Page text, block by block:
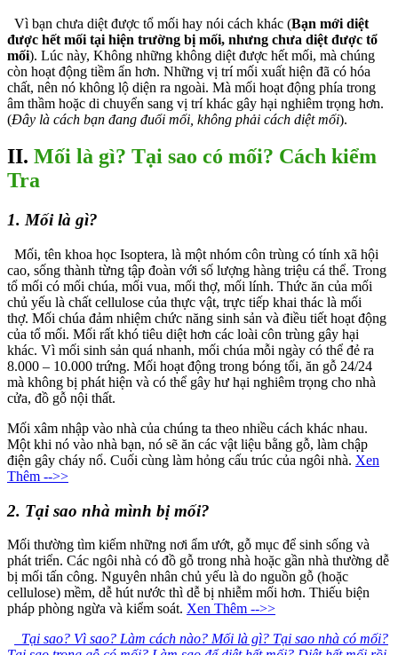
Vì bạn chưa diệt được tổ mối hay nói cách khác (Bạn mới diệt
được hết mối tại hiện trường bị mối, nhưng chưa diệt được tổ
mối). Lúc này, Không những không diệt được hết mối, mà chúng
còn hoạt động tiềm ẩn hơn. Những vị trí mối xuất hiện đã có hóa
chất, nên nó không lộ diện ra ngoài. Mà mối hoạt động phía trong
âm thầm hoặc di chuyển sang vị trí khác gây hại nghiêm trọng hơn.
(Đây là cách bạn đang đuổi mối, không phải cách diệt mối).
II. Mối là gì? Tại sao có mối? Cách kiểm
Tra
1. Mối là gì?
Mối, tên khoa học Isoptera, là một nhóm côn trùng có tính xã hội
cao, sống thành từng tập đoàn với số lượng hàng triệu cá thể. Trong
tổ mối có mối chúa, mối vua, mối thợ, mối lính. Thức ăn của mối
chủ yếu là chất cellulose của thực vật, trực tiếp khai thác là mối
thợ. Mối chúa đảm nhiệm chức năng sinh sản và điều tiết hoạt động
của tổ mối. Mối rất khó tiêu diệt hơn các loài côn trùng gây hại
khác. Vì mối sinh sản quá nhanh, mối chúa mỗi ngày có thể đẻ ra
8.000 – 10.000 trứng. Mối hoạt động trong bóng tối, ăn gỗ 24/24
mà không bị phát hiện và có thể gây hư hại nghiêm trọng cho nhà
cửa, đồ gỗ nội thất.
Mối xâm nhập vào nhà của chúng ta theo nhiều cách khác nhau.
Một khi nó vào nhà bạn, nó sẽ ăn các vật liệu bằng gỗ, làm chập
điện gây cháy nổ. Cuối cùng làm hỏng cấu trúc của ngôi nhà. Xen
Thêm -->>
2. Tại sao nhà mình bị mối?
Mối thường tìm kiếm những nơi ẩm ướt, gỗ mục để sinh sống và
phát triển. Các ngôi nhà có đồ gỗ trong nhà hoặc gần nhà thường dễ
bị mối tấn công. Nguyên nhân chủ yếu là do nguồn gỗ (hoặc
cellulose) mềm, dễ hút nước thì dễ bị nhiễm mối hơn. Thiếu biện
pháp phòng ngừa và kiểm soát. Xen Thêm -->>
Tại sao? Vì sao? Làm cách nào? Mối là gì? Tại sao nhà có mối?